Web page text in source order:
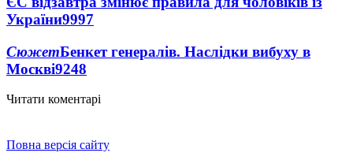
України9997
СюжетБенкет генералів. Наслідки вибуху в
Москві9248
Читати коментарі
Повна версія сайту